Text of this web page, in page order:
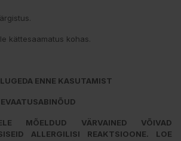
kättesaamatus kohas.
ENNE KASUTAMIST
MÕELDUD VÄRVAINED VÕIVAD
ALLERGILISI REAKTSIOONE. LOE